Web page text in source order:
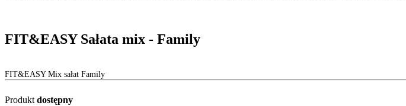
FIT&EASY Sałata mix - Family
FIT&EASY Mix sałat Family
Produkt dostępny